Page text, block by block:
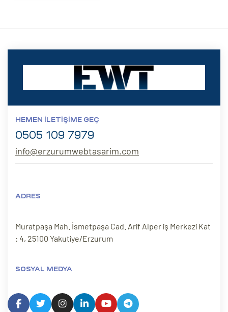
HEMEN İLETIŞIME GEÇ
0505 109 7979
info@erzurumwebtasarim.com
ADRES
Muratpaşa Mah. İsmetpaşa Cad. Arif Alper iş Merkezi Kat
: 4, 25100 Yakutiye/Erzurum
SOSYAL MEDYA